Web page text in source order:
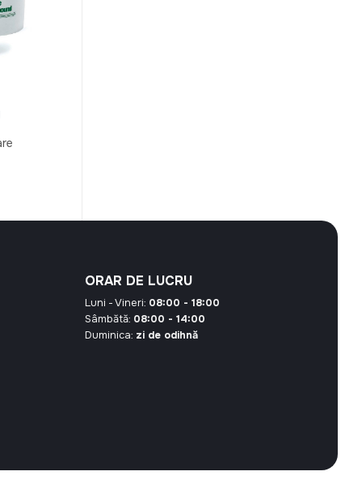
ORAR DE LUCRU
Luni - Vineri: 08:00 - 18:00
Sâmbătă: 08:00 - 14:00
Duminica: zi de odihnă